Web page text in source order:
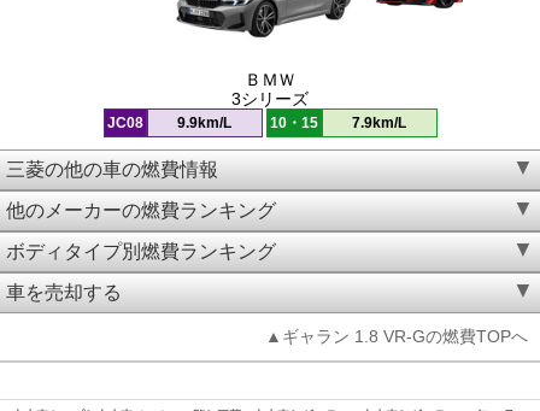
ＢＭＷ
3シリーズ
JC08 9.9km/L 10・15 7.9km/L
三菱の他の車の燃費情報
他のメーカーの燃費ランキング
ボディタイプ別燃費ランキング
車を売却する
▲ギャラン 1.8 VR-Gの燃費TOPへ